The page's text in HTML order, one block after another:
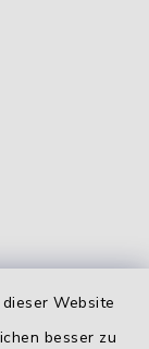
Website
besser zu